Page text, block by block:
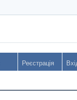
Реєстрація